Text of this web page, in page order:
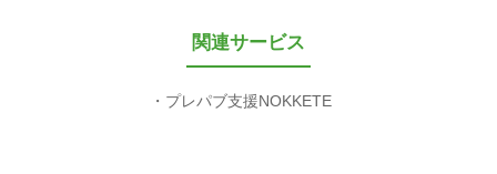
関連サービス
プレパブ支援NOKKETE